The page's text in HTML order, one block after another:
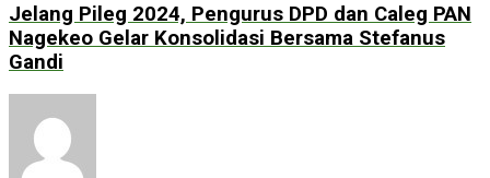
Jelang Pileg 2024, Pengurus DPD dan Caleg PAN
Nagekeo Gelar Konsolidasi Bersama Stefanus
Gandi